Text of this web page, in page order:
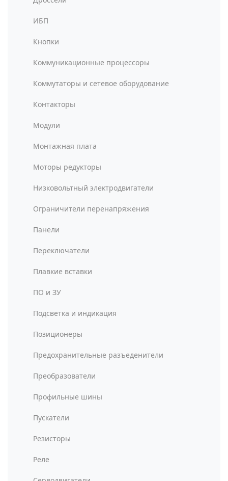
ИБП
Кнопки
Коммуникационные процессоры
Коммутаторы и сетевое оборудование
Контакторы
Модули
Монтажная плата
Моторы редукторы
Низковольтный электродвигатели
Ограничители перенапряжения
Панели
Переключатели
Плавкие вставки
ПО и ЗУ
Подсветка и индикация
Позиционеры
Предохранительные разъеденители
Преобразователи
Профильные шины
Пускатели
Резисторы
Реле